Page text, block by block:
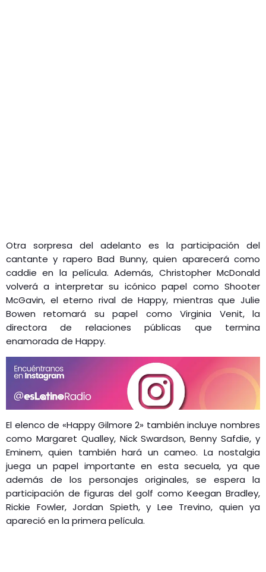
Otra sorpresa del adelanto es la participación del
cantante y rapero Bad Bunny, quien aparecerá como
caddie en la película. Además, Christopher McDonald
volverá a interpretar su icónico papel como Shooter
McGavin, el eterno rival de Happy, mientras que Julie
Bowen retomará su papel como Virginia Venit, la
directora de relaciones públicas que termina
enamorada de Happy.
El elenco de «Happy Gilmore 2» también incluye nombres
como Margaret Qualley, Nick Swardson, Benny Safdie, y
Eminem, quien también hará un cameo. La nostalgia
juega un papel importante en esta secuela, ya que
además de los personajes originales, se espera la
participación de figuras del golf como Keegan Bradley,
Rickie Fowler, Jordan Spieth, y Lee Trevino, quien ya
apareció en la primera película.